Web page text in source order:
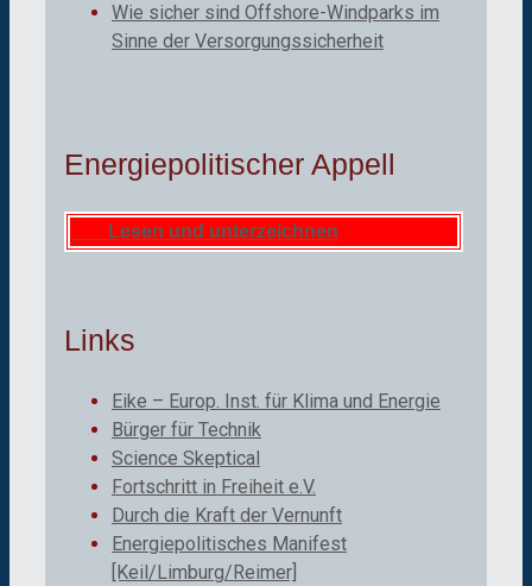
Wie sicher sind Offshore-Windparks im
Sinne der Versorgungssicherheit
Energiepolitischer Appell
Lesen und unterzeichnen
Links
Eike – Europ. Inst. für Klima und Energie
Bürger für Technik
Science Skeptical
Fortschritt in Freiheit e.V.
Durch die Kraft der Vernunft
Energiepolitisches Manifest
[Keil/Limburg/Reimer]